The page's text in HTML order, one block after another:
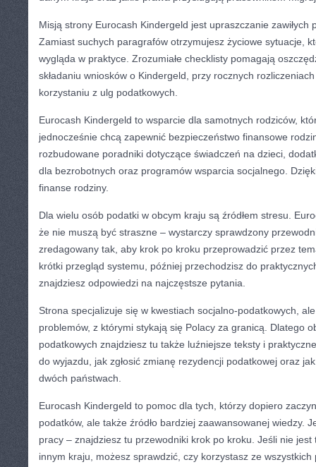
Misją strony Eurocash Kindergeld jest upraszczanie zawiłych
Zamiast suchych paragrafów otrzymujesz życiowe sytuacje,
wygląda w praktyce. Zrozumiałe checklisty pomagają
składaniu wniosków o Kindergeld, przy rocznych
korzystaniu z ulg podatkowych.
Eurocash Kindergeld to wsparcie dla samotnych rodziców,
jednocześnie chcą zapewnić bezpieczeństwo finansowe
rozbudowane poradniki dotyczące świadczeń na dzieci,
dla bezrobotnych oraz programów wsparcia socjalnego.
finanse rodziny.
Dla wielu osób podatki w obcym kraju są źródłem stresu.
że nie muszą być straszne – wystarczy sprawdzony
zredagowany tak, aby krok po kroku przeprowadzić przez
krótki przegląd systemu, później przechodzisz do
znajdziesz odpowiedzi na najczęstsze pytania.
Strona specjalizuje się w kwestiach socjalno-podatkowych,
problemów, z którymi stykają się Polacy za granicą. Dlatego
podatkowych znajdziesz tu także luźniejsze teksty i
do wyjazdu, jak zgłosić zmianę rezydencji podatkowej oraz
dwóch państwach.
Eurocash Kindergeld to pomoc dla tych, którzy dopiero
podatków, ale także źródło bardziej zaawansowanej wiedzy.
pracy – znajdziesz tu przewodniki krok po kroku. Jeśli nie
innym kraju, możesz sprawdzić, czy korzystasz ze wszystkich